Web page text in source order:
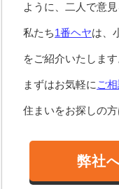
ように、二人で意
私たち1番ヘヤは、
をご紹介いたします
まずはお気軽に ご
住まいをお探しの
弊社